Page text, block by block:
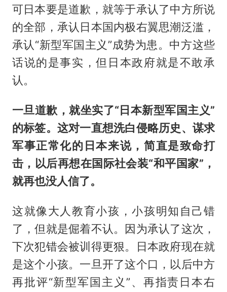
可日本要是道歉，就等于承认了中方所说
的全部，承认日本国内极右翼思潮泛滥，
承认“新型军国主义”成势为患。中方这些
话说的是事实，但日本政府就是不敢承
认。
一旦道歉，就坐实了“日本新型军国主义”
的标签。这对一直想洗白侵略历史、谋求
军事正常化的日本来说，简直是致命打
击，以后再想在国际社会装“和平国家”，
就再也没人信了。
这就像大人教育小孩，小孩明知自己错
了，但就是倔着不认。因为承认了这次，
下次犯错会被训得更狠。日本政府现在就
是这个小孩。一旦开了这个口，以后中方
再批评“新型军国主义”、再指责日本右